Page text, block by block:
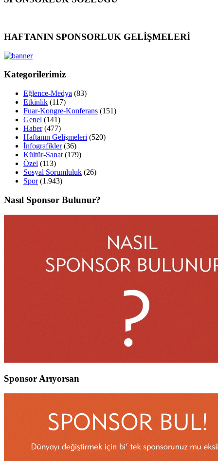
HAFTANIN SPONSORLUK GELİŞMELERİ
Kategorilerimiz
Eğlence-Medya (83)
Etkinlik (117)
Fuar-Kongre-Konferans (151)
Genel (141)
Haber(477)
Haftanın Gelişmeleri (520)
İnfografikler(36)
Kültür-Sanat (179)
Özel (113)
Sosyal Sorumluluk (26)
Spor(1.943)
Nasıl Sponsor Bulunur?
Sponsor Arıyorsan